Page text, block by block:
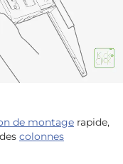
de montage rapide,
colonnes